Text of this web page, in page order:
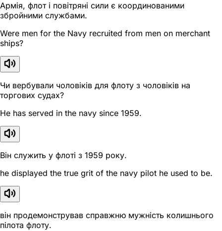
Армія, флот і повітряні сили є координованими
збройними службами.
Were men for the Navy recruited from men on merchant
ships?
Чи вербували чоловіків для флоту з чоловіків на
торгових судах?
He has served in the navy since 1959.
Він служить у флоті з 1959 року.
he displayed the true grit of the navy pilot he used to be.
він продемонстрував справжню мужність колишнього
пілота флоту.